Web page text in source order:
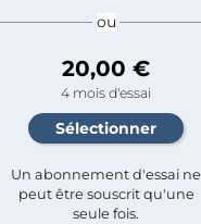
ou
20,00 €
4 mois d'essai
Un abonnement d'essai ne
peut être souscrit qu'une
seule fois.​